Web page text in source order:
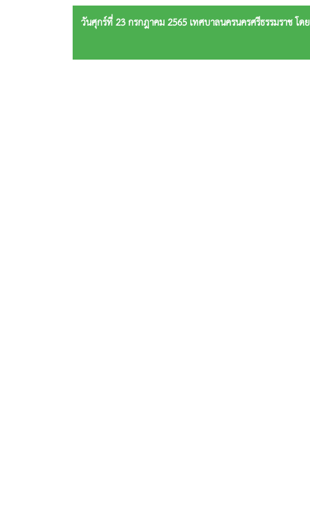
วันศุกร์ที่ 23 กรกฎาคม 2565 เทศบาลนครนครศรีธรรมราช